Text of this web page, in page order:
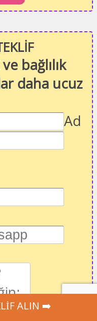
ve bağlılık
daha ucuz
Ad
ALIN ➡️